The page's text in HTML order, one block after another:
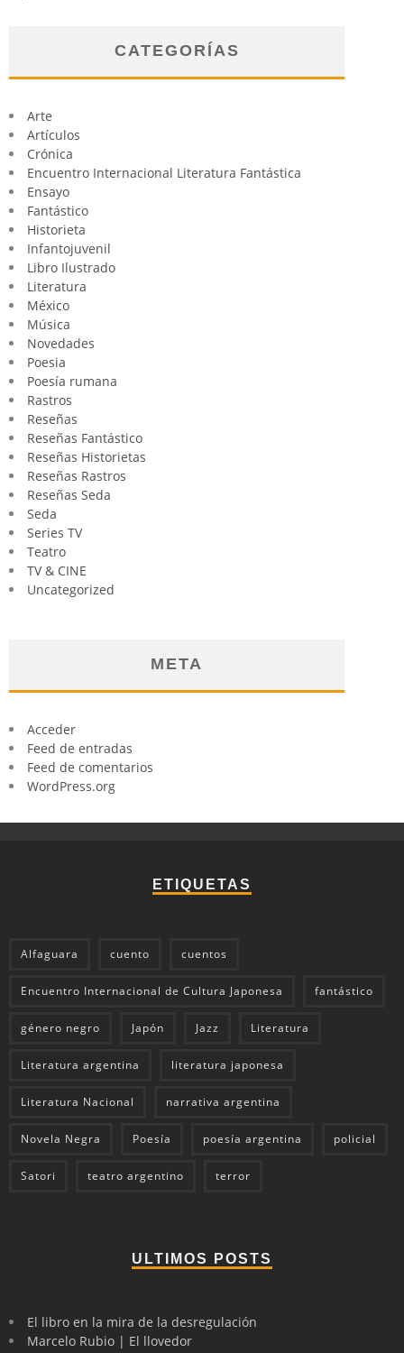
CATEGORÍAS
Arte
Artículos
Crónica
Encuentro Internacional Literatura Fantástica
Ensayo
Fantástico
Historieta
Infantojuvenil
Libro Ilustrado
Literatura
México
Música
Novedades
Poesia
Poesía rumana
Rastros
Reseñas
Reseñas Fantástico
Reseñas Historietas
Reseñas Rastros
Reseñas Seda
Seda
Series TV
Teatro
TV & CINE
Uncategorized
META
Acceder
Feed de entradas
Feed de comentarios
WordPress.org
ETIQUETAS
Alfaguara cuento cuentos
Encuentro Internacional de Cultura Japonesa fantástico
género negro Japón Jazz Literatura
Literatura argentina literatura japonesa
Literatura Nacional narrativa argentina
Novela Negra Poesía poesía argentina policial
Satori teatro argentino terror
ULTIMOS POSTS
El libro en la mira de la desregulación
Marcelo Rubio | El llovedor